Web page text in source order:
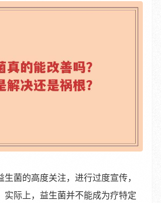
菌的高度关注，进行过度宣传，
实际上，益生菌并不能成为疗特定